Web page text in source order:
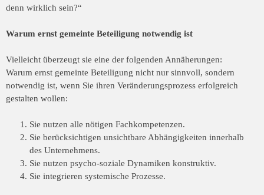
denn wirklich sein?“
Warum ernst gemeinte Beteiligung notwendig ist
Vielleicht überzeugt sie eine der folgenden Annäherungen:
Warum ernst gemeinte Beteiligung nicht nur sinnvoll, sondern
notwendig ist, wenn Sie ihren Veränderungsprozess erfolgreich
gestalten wollen:
Sie nutzen alle nötigen Fachkompetenzen.
Sie berücksichtigen unsichtbare Abhängigkeiten innerhalb
des Unternehmens.
Sie nutzen psycho-soziale Dynamiken konstruktiv.
Sie integrieren systemische Prozesse.